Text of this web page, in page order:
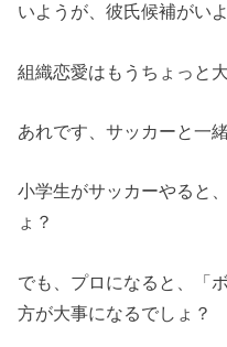
いようが、彼氏候補がい
組織恋愛はもうちょっと
あれです、サッカーと一緒
小学生がサッカーやると
ょ？
でも、プロになると、「
方が大事になるでしょ？